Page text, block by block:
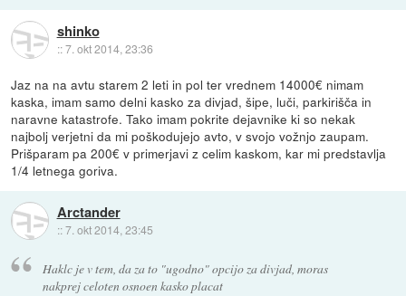
shinko
::7. okt 2014, 23:36
Jaz na na avtu starem 2 leti in pol ter vrednem 14000€ nimam
kaska, imam samo delni kasko za divjad, šipe, luči, parkirišča in
naravne katastrofe. Tako imam pokrite dejavnike ki so nekak
najbolj verjetni da mi poškodujejo avto, v svojo vožnjo zaupam.
Prišparam pa 200€ v primerjavi z celim kaskom, kar mi predstavlja
1/4 letnega goriva.
Arctander
::7. okt 2014, 23:45
Haklc je v tem, da za to "ugodno" opcijo za divjad, moras
nakprej celoten osnoen kasko placat